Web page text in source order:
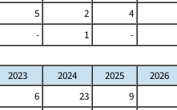
5 2
4
- 1
-
2023 2024 2025
2026
6 23
9